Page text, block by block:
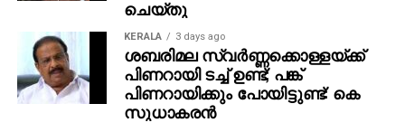
ചെയ്തു
KERALA 3 days ago
ശബരിമല സ്വര്‍ണ്ണക്കൊള്ളയ്ക്ക്
പിണറായി ടച്ച് ഉണ്ട്; പങ്ക്
പിണറായിക്കും പോയിട്ടുണ്ട്: കെ
സുധാകരന്‍